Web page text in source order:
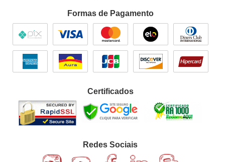
Formas de Pagamento
Certificados
Redes Sociais